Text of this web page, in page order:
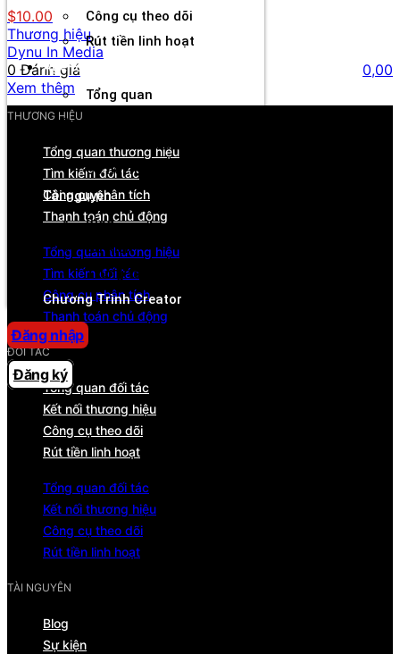
Công cụ theo dõi
Rút tiền linh hoạt
Agency
Tổng quan
Hiệu suất & dòng tiền
Cơ hội hợp tác & hỗ trợ
Tài nguyên
Blog
Sự kiện
Trung tâm trợ giúp
Chương Trình Creator
Đăng nhập
Đăng ký
$10.00
Thương hiệu
Dynu In Media
0 Đánh giá
0,00
Xem thêm
THƯƠNG HIỆU
Tổng quan thương hiệu
Tìm kiếm đối tác
Công cụ phân tích
Thanh toán chủ động
Tổng quan thương hiệu
Tìm kiếm đối tác
Công cụ phân tích
Thanh toán chủ động
ĐỐI TÁC
Tổng quan đối tác
Kết nối thương hiệu
Công cụ theo dõi
Rút tiền linh hoạt
Tổng quan đối tác
Kết nối thương hiệu
Công cụ theo dõi
Rút tiền linh hoạt
TÀI NGUYÊN
Blog
Sự kiện